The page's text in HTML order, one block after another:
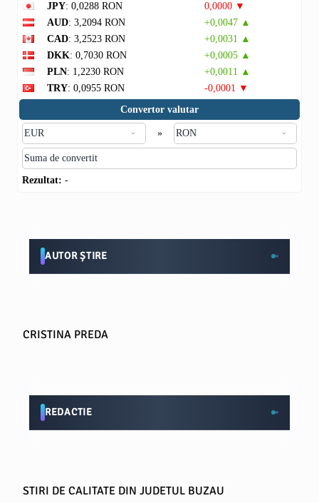
JPY: 0,0288 RON
0,0000 ▼
AUD: 3,2094 RON
+0,0047 ▲
CAD: 3,2523 RON
+0,0031 ▲
DKK: 0,7030 RON
+0,0005 ▲
PLN: 1,2230 RON
+0,0011 ▲
TRY: 0,0955 RON
-0,0001 ▼
Convertor valutar
»
Rezultat: -
AUTOR ȘTIRE
CRISTINA PREDA
REDACTIE
STIRI DE CALITATE DIN JUDETUL BUZAU